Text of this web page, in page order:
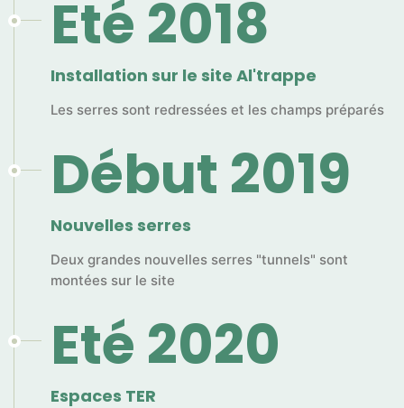
Eté 2018
Installation sur le site Al'trappe
Les serres sont redressées et les champs préparés
Début 2019
Nouvelles serres
Deux grandes nouvelles serres "tunnels" sont
montées sur le site
Eté 2020
Espaces TER